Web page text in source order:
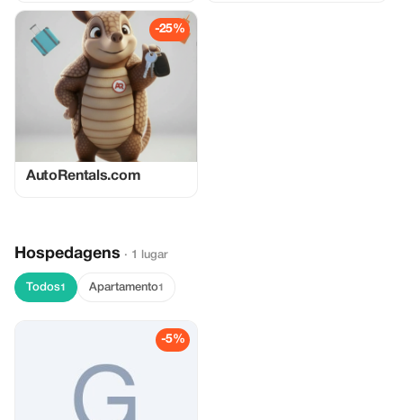
-25%
AutoRentals.com
Hospedagens · 1 lugar
Todos1 Apartamento1
-5%